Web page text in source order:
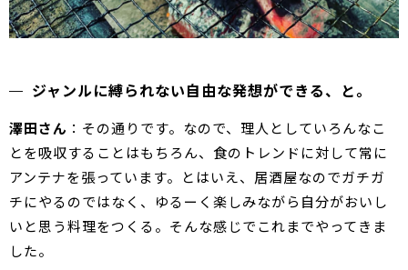
ジャンルに縛られない自由な発想ができる、と。
澤田さん ：その通りです。なので、理人としていろんなこ
とを吸収することはもちろん、食のトレンドに対して常に
アンテナを張っています。とはいえ、居酒屋なのでガチガ
チにやるのではなく、ゆるーく楽しみながら自分がおいし
いと思う料理をつくる。そんな感じでこれまでやってきま
した。